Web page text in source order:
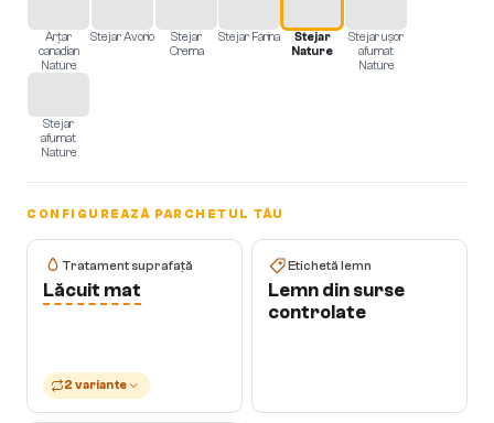
Arțar
canadian
Nature
Stejar Avorio
Stejar
Crema
Stejar Farina
Stejar
Nature
Stejar ușor
afumat
Nature
Stejar
afumat
Nature
CONFIGUREAZĂ PARCHETUL TĂU
Tratament suprafață
Lăcuit mat
2 variante
Etichetă lemn
Lemn din surse
controlate